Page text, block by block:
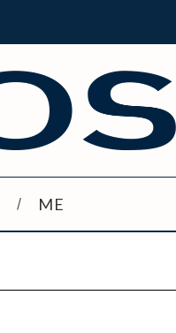
ME